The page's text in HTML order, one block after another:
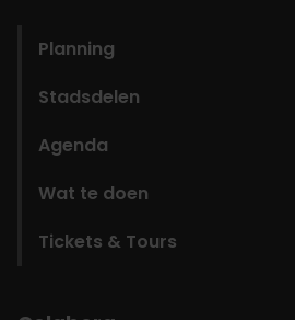
Planning
Stadsdelen
Agenda
Wat te doen
Tickets & Tours